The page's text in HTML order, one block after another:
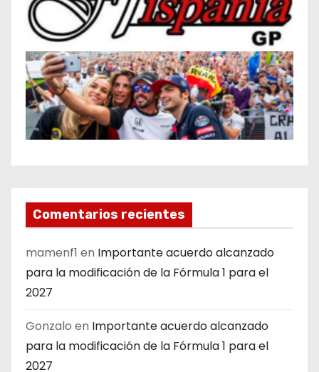
Comentarios recientes
mamenf1 en Importante acuerdo alcanzado
para la modificación de la Fórmula 1 para el
2027
Gonzalo en Importante acuerdo alcanzado
para la modificación de la Fórmula 1 para el
2027